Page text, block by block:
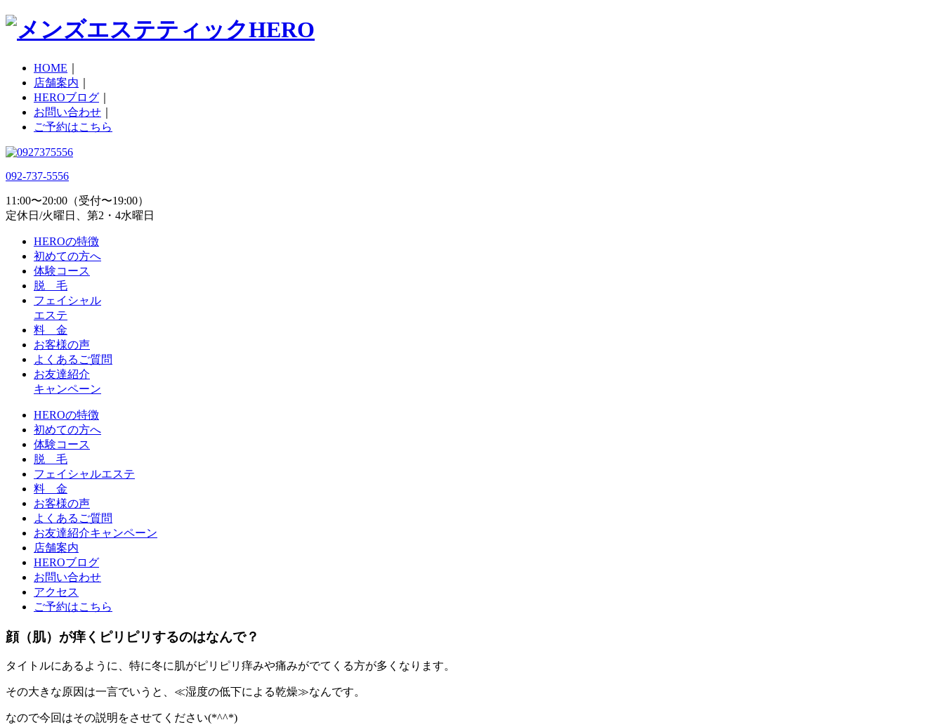
HOME
店舗案内
HEROブログ
お問い合わせ
ご予約はこちら
092-737-5556
11:00〜20:00（受付〜19:00）
定休日/火曜日、第2・4水曜日
HEROの特徴
初めての方へ
体験コース
脱 毛
フェイシャル
エステ
料 金
お客様の声
よくあるご質問
お友達紹介
キャンペーン
HEROの特徴
初めての方へ
体験コース
脱 毛
フェイシャルエステ
料 金
お客様の声
よくあるご質問
お友達紹介キャンペーン
店舗案内
HEROブログ
お問い合わせ
アクセス
ご予約はこちら
顔（肌）が痒くピリピリするのはなんで？
タイトルにあるように、特に冬に肌がピリピリ痒みや痛みがでてくる方が多くなります。
その大きな原因は一言でいうと、≪湿度の低下による乾燥≫なんです。
なので今回はその説明をさせてください(*^^*)